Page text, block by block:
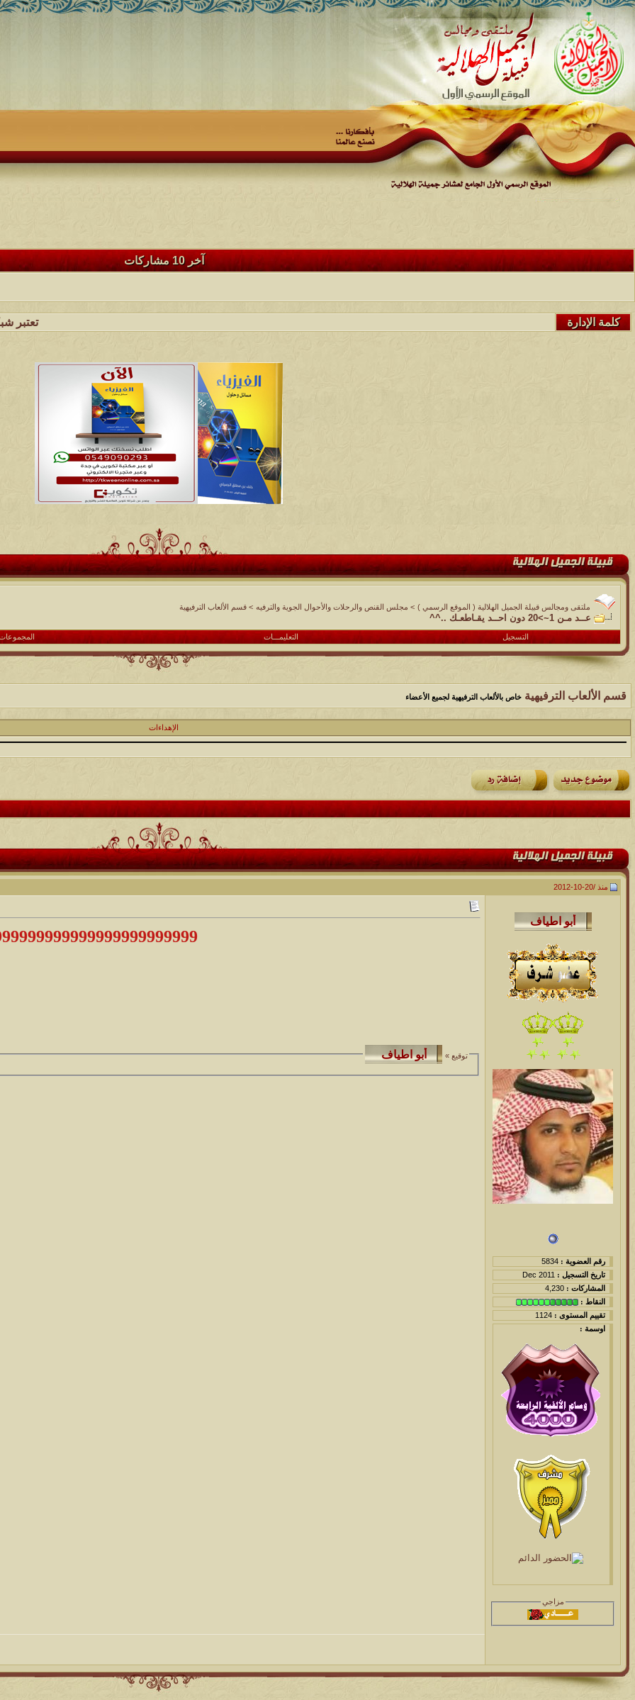
آخر 10 مشاركات
تعتبر شبكة وملتقى كلمة الإدارة
ملتقى ومجالس قبيلة الجميل الهلالية ( الموقع الرسمي ) > مجلس القنص والرحلات والأحوال الجوية والترفيه > قسم الألعاب الترفيهية
عــد مـن 1~>20 دون احــد يقـاطعـك ..^^
التسجيل التعليمـــات
قسم الألعاب الترفيهية خاص بالألعاب الترفيهية لجميع الأعضاء
الإهداءات
منذ /20-10-2012
رقم العضوية : 5834
تاريخ التسجيل : Dec 2011
المشاركات : 4,230
النقاط :
تقييم المستوى : 1124
اوسمة :
مزاجي
توقيع »